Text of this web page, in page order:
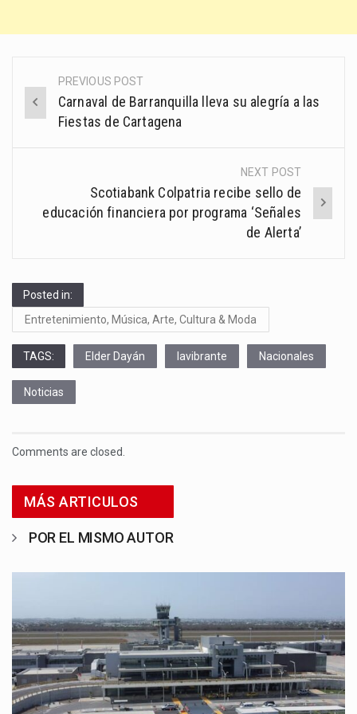
Post
navigation
PREVIOUS POST
Carnaval de Barranquilla lleva su alegría a las
Fiestas de Cartagena
NEXT POST
Scotiabank Colpatria recibe sello de
educación financiera por programa ‘Señales
de Alerta’
Posted in:
Entretenimiento, Música, Arte, Cultura & Moda
TAGS: Elder Dayán lavibrante Nacionales
Noticias
Comments are closed.
MÁS ARTICULOS
POR EL MISMO AUTOR